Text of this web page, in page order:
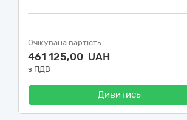
Очікувана вартість
461 125,00 UAH
з ПДВ
Дивитись